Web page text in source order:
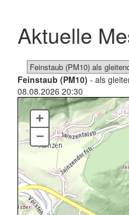
Aktuelle
Feinstaub (PM10) - als
08.08.2026 20:30
+
–